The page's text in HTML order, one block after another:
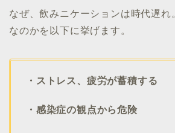
なぜ、飲みニケーションは時代遅れ
なのかを以下に挙げます。
・ストレス、疲労が蓄積する
・感染症の観点から危険